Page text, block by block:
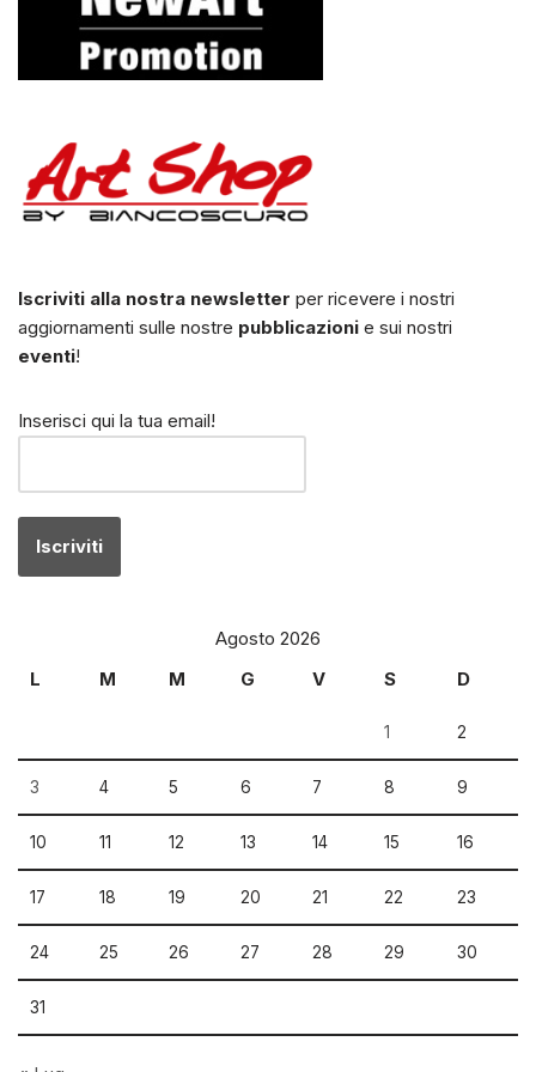
Iscriviti alla nostra newsletter per ricevere i nostri
aggiornamenti sulle nostre pubblicazioni e sui nostri
eventi!
Inserisci qui la tua email!
Agosto 2026
L
M M G V S D
1 2
3 4 5 6 7 8 9
10 11 12 13 14 15 16
17 18 19 20 21 22 23
24 25 26 27 28 29 30
31